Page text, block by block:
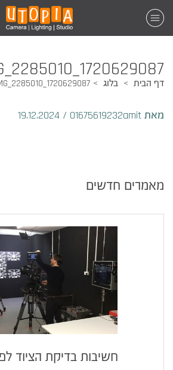
1720629087_IMG_2285010
דף הבית בלוג 1720629087_IMG_2285010
מאת 01675619232amit /
מאמרים חדשים
חשיבות בדיקת הציוד